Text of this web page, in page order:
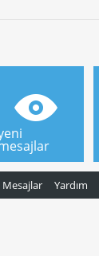
Mesajlar Yardım